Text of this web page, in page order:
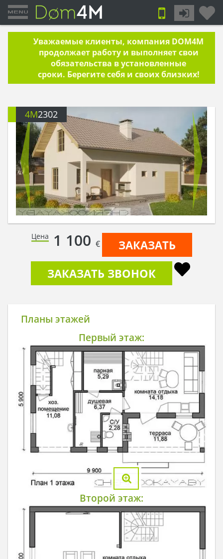
Уважаемые клиенты, компания DOM4M
продолжает работу и выполняет свои
обязательства в установленные
сроки. Берегите себя и своих близких!
4M2302
Цена 1 100 €
ЗАКАЗАТЬ
ЗАКАЗАТЬ ЗВОНОК
Планы этажей
Первый этаж:
Второй этаж: